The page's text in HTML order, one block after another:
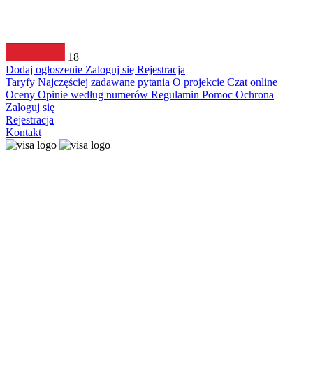
18+
Dodaj ogłoszenie Zaloguj się Rejestracja
Taryfy Najczęściej zadawane pytania O projekcie Czat online
Oceny Opinie według numerów Regulamin Pomoc Ochrona
Zaloguj się
Rejestracja
Kontakt